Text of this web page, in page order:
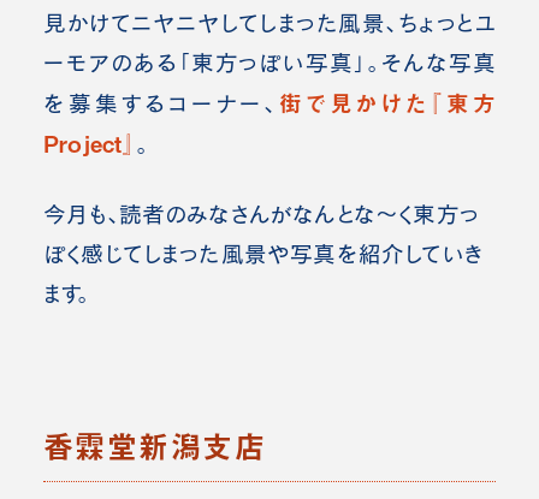
見かけてニヤニヤしてしまった風景、ちょっとユ
ーモアのある「東方っぽい写真」。 そんな写真
を募集するコーナー、 街で見かけた『東方
Project』 。
今月も、読者のみなさんがなんとな～く東方っ
ぽく感じてしまった風景や写真を紹介していき
ます。
香霖堂新潟支店